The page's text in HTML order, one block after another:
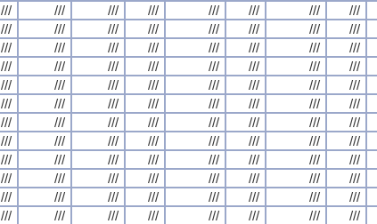
/// /// /// /// /// /// /// ///
/// /// /// /// /// /// /// ///
/// /// /// /// /// /// /// ///
/// /// /// /// /// /// /// ///
/// /// /// /// /// /// /// ///
/// /// /// /// /// /// /// ///
/// /// /// /// /// /// /// ///
/// /// /// /// /// /// /// ///
/// /// /// /// /// /// /// ///
/// /// /// /// /// /// /// ///
/// /// /// /// /// /// /// ///
/// /// /// /// /// /// /// ///